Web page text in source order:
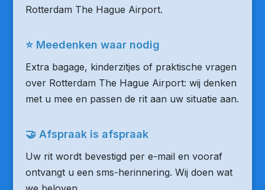
Rotterdam The Hague Airport.
⭐ Meedenken waar nodig
Extra bagage, kinderzitjes of praktische vragen
over Rotterdam The Hague Airport: wij denken
met u mee en passen de rit aan uw situatie aan.
🤝 Afspraak is afspraak
Uw rit wordt bevestigd per e-mail en vooraf
ontvangt u een sms-herinnering. Wij doen wat